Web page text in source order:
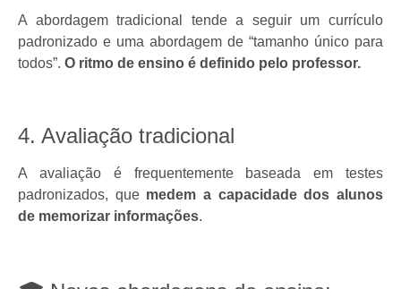
A abordagem tradicional tende a seguir um currículo
padronizado e uma abordagem de “tamanho único para
todos”. O ritmo de ensino é definido pelo professor.
4. Avaliação tradicional
A avaliação é frequentemente baseada em testes
padronizados, que medem a capacidade dos alunos
de memorizar informações.